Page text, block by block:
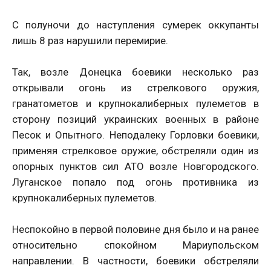
С полуночи до наступления сумерек оккупанты
лишь 8 раз нарушили перемирие.
Так, возле Донецка боевики несколько раз
открывали огонь из стрелкового оружия,
гранатометов и крупнокалиберных пулеметов в
сторону позиций украинских военных в районе
Песок и Опытного. Неподалеку Горловки боевики,
применяя стрелковое оружие, обстреляли один из
опорных пунктов сил АТО возле Новгородского.
Луганское попало под огонь противника из
крупнокалиберных пулеметов.
Неспокойно в первой половине дня было и на ранее
относительно спокойном Мариупольском
направлении. В частности, боевики обстреляли